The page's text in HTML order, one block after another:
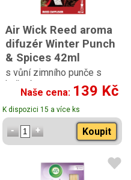
Air Wick Reed aroma
difuzér Winter Punch
& Spices 42ml
s vůní zimního punče s
kořením
Naše cena: 139 Kč
K dispozici 15 a více ks
Koupit